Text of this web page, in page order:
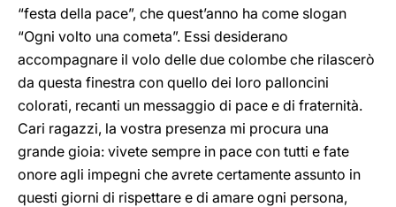
“festa della pace”, che quest’anno ha come slogan
“Ogni volto una cometa”. Essi desiderano
accompagnare il volo delle due colombe che rilascerò
da questa finestra con quello dei loro palloncini
colorati, recanti un messaggio di pace e di fraternità.
Cari ragazzi, la vostra presenza mi procura una
grande gioia: vivete sempre in pace con tutti e fate
onore agli impegni che avrete certamente assunto in
questi giorni di rispettare e di amare ogni persona,